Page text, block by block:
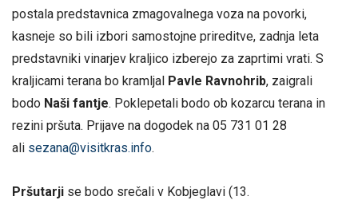
postala predstavnica zmagovalnega voza na povorki,
kasneje so bili izbori samostojne prireditve, zadnja leta
predstavniki vinarjev kraljico izberejo za zaprtimi vrati. S
kraljicami terana bo kramljal Pavle Ravnohrib, zaigrali
bodo Naši fantje. Poklepetali bodo ob kozarcu terana in
rezini pršuta. Prijave na dogodek na 05 731 01 28
ali sezana@visitkras.info.
Pršutarji se bodo srečali v Kobjeglavi (13.